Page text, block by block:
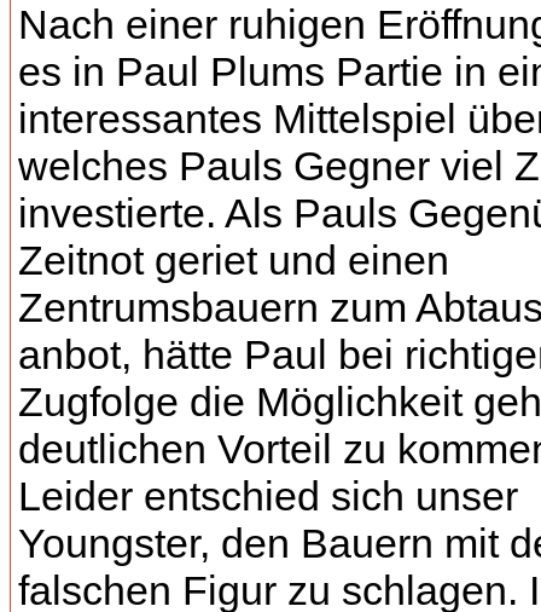
Nach einer ruhigen
es in Paul Plums Partie in
interessantes Mittelspiel
welches Pauls Gegner viel
investierte. Als Pauls
Zeitnot geriet und einen
Zentrumsbauern zum
anbot, hätte Paul bei
Zugfolge die Möglichkeit
deutlichen Vorteil zu
Leider entschied sich unser
Youngster, den Bauern mit
falschen Figur zu schlagen.